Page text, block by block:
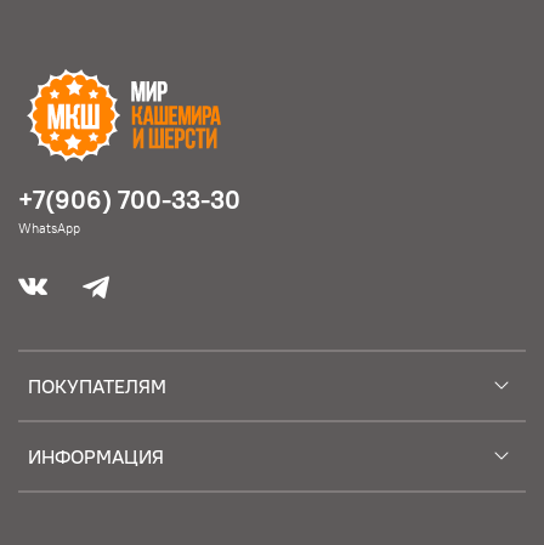
ПОКУПАТЕЛЯМ
ИНФОРМАЦИЯ
+7(906) 700-33-30
WhatsApp